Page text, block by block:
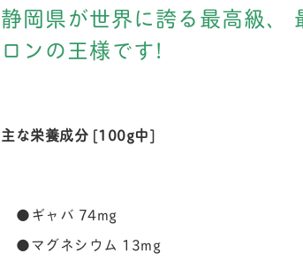
静岡県が世界に誇る最高級、
ロンの王様です!
主な栄養成分 [100g中]
●ギャバ 74mg
●マグネシウム 13mg